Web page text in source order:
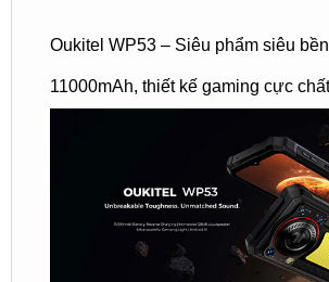
Oukitel WP53 – Siêu phẩm siêu
11000mAh, thiết kế gaming cực chất